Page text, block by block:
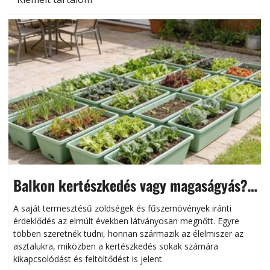
Balkon kertészkedés vagy magaságyás?
Helytakarékos kertészkedés
A saját termesztésű zöldségek és fűszernövények iránti
érdeklődés az elmúlt években látványosan megnőtt. Egyre
többen szeretnék tudni, honnan származik az élelmiszer az
asztalukra, miközben a kertészkedés sokak számára
kikapcsolódást és feltöltődést is jelent.